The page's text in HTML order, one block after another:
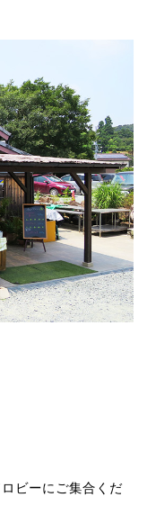
ビーにご集合くだ